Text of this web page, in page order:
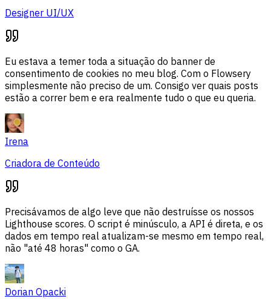
Designer UI/UX
Eu estava a temer toda a situação do banner de
consentimento de cookies no meu blog. Com o Flowsery
simplesmente não preciso de um. Consigo ver quais posts
estão a correr bem e era realmente tudo o que eu queria.
Irena
Criadora de Conteúdo
Precisávamos de algo leve que não destruísse os nossos
Lighthouse scores. O script é minúsculo, a API é direta, e os
dados em tempo real atualizam-se mesmo em tempo real,
não "até 48 horas" como o GA.
Dorian Opacki